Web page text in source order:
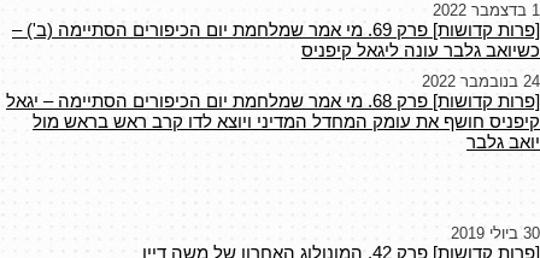
1 בדצמבר 2022
[פרות קדושות] פרק 69. מי אמר שמלחמת יום הכיפורים הסתיימה (ב') –
כשיואב גלבר עונה ליגאל קיפניס
24 בנובמבר 2022
[פרות קדושות] פרק 68. מי אמר שמלחמת יום הכיפורים הסתיימה – יגאל
קיפניס חושף את עומק המחדל המדיני ויוצא לדו קרב ראש בראש מול
יואב גלבר
30 ביולי 2019
[פרות קדושות] פרק 42. המונולוג האחרון של משה דיין